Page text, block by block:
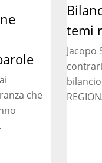
che
i
temi
non
affrontati
temi
Jacopo